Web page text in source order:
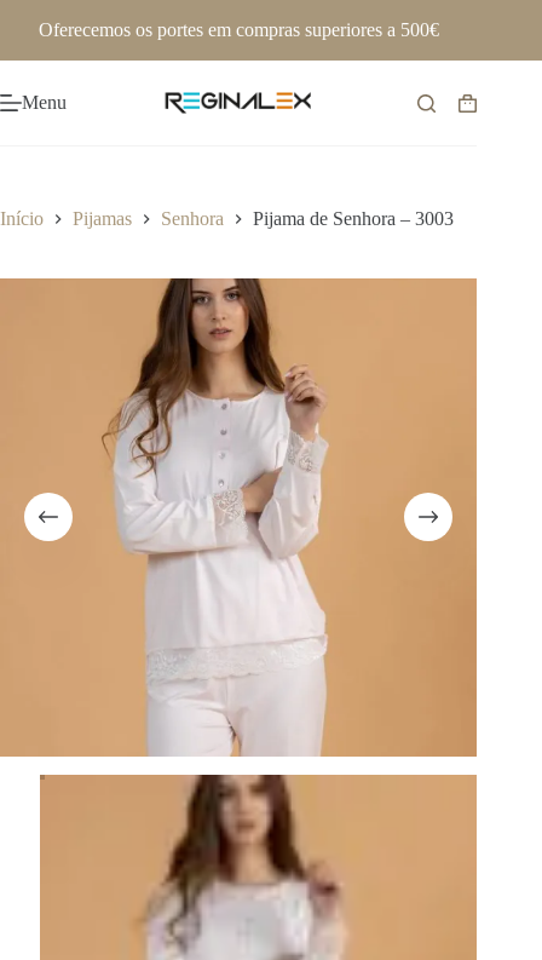
Oferecemos os portes em compras superiores a 500€
Menu
Carrinho
Início Pijamas Senhora Pijama de Senhora – 3003